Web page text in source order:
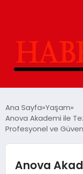
YAŞAM
GÜNCEL
Ana Sayfa Yaşam
Anova Akademi ile
Profesyonel ve
Anova